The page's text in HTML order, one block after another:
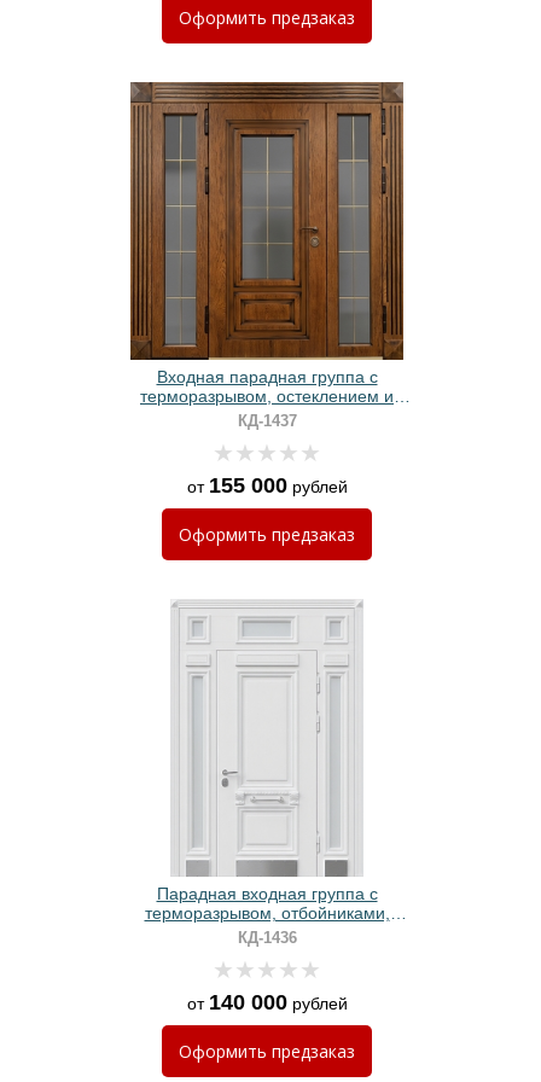
Оформить предзаказ
Входная парадная группа с
терморазрывом, остеклением и
панелями МДФ
КД-1437
от 155 000рублей
Оформить предзаказ
Парадная входная группа с
терморазрывом, отбойниками,
стеклами и белыми панелями МДФ
RAL с багетом
КД-1436
от 140 000рублей
Оформить предзаказ